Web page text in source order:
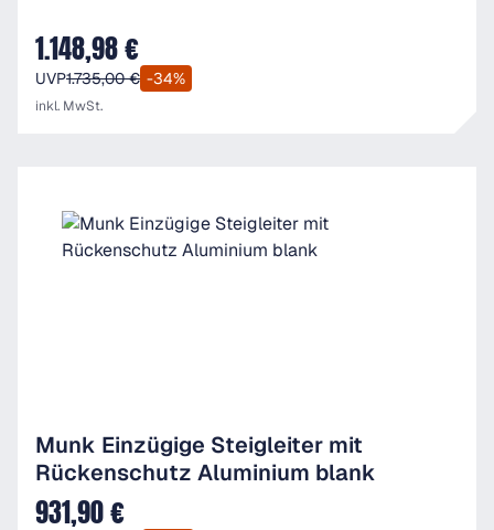
Verkaufspreis:
1.148,98 €
UVP1.735,00 € -34%
inkl. MwSt.
Munk Einzügige Steigleiter mit
Rückenschutz Aluminium blank
Verkaufspreis:
931,90 €